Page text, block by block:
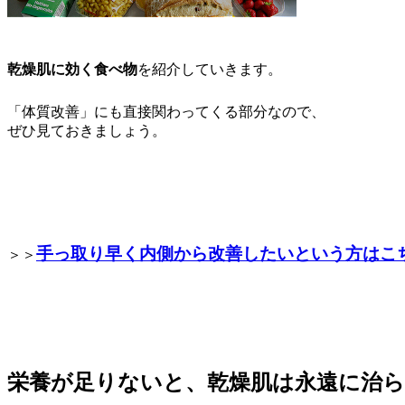
乾燥肌に効く食べ物を紹介していきます。
「体質改善」にも直接関わってくる部分なので、
ぜひ見ておきましょう。
＞＞ 手っ取り早く内側から改善したいという方はこ
栄養が足りないと、乾燥肌は永遠に治